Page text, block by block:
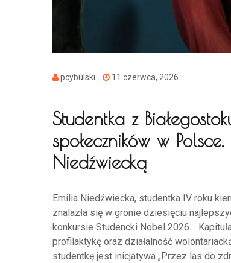
pcybulski 11 czerwca, 2026
Studentka z
społeczników w
Niedźwiecką
Emilia Niedźwiecka, studentka IV roku
znalazła się w gronie dziesięciu
konkursie Studencki Nobel 2026.
profilaktykę oraz działalność
studentkę jest inicjatywa „Przez las do